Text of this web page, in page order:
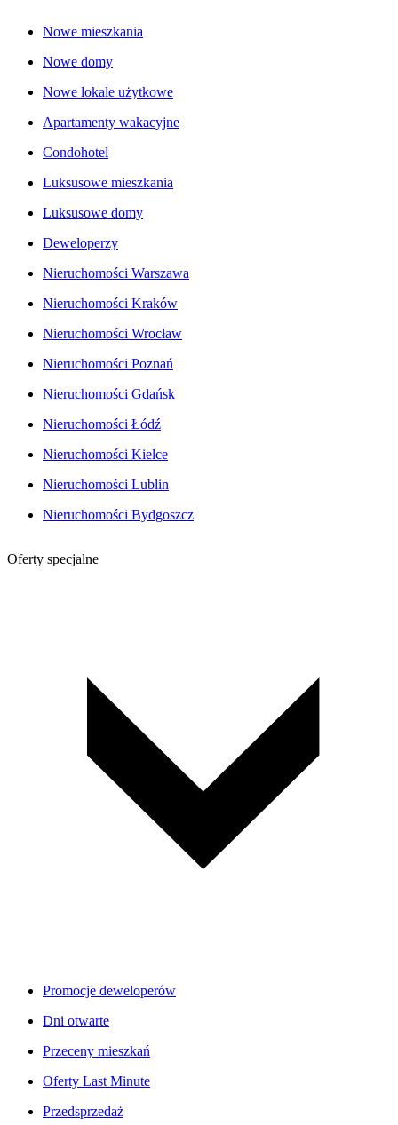
Nowe mieszkania
Nowe domy
Nowe lokale użytkowe
Apartamenty wakacyjne
Condohotel
Luksusowe mieszkania
Luksusowe domy
Deweloperzy
Nieruchomości Warszawa
Nieruchomości Kraków
Nieruchomości Wrocław
Nieruchomości Poznań
Nieruchomości Gdańsk
Nieruchomości Łódź
Nieruchomości Kielce
Nieruchomości Lublin
Nieruchomości Bydgoszcz
Oferty specjalne
Promocje deweloperów
Dni otwarte
Przeceny mieszkań
Oferty Last Minute
Przedsprzedaż